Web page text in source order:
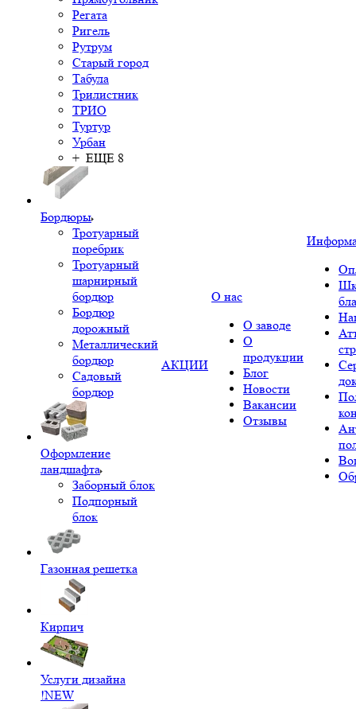
Регата
Ригель
Рутрум
Старый город
Табула
Трилистник
ТРИО
Туртур
Урбан
+ ЕЩЕ 8
Бордюры
Тротуарный
поребрик
Тротуарный
шарнирный
бордюр
Бордюр
дорожный
Металлический
бордюр
Садовый
бордюр
Оформление
ландшафта
Заборный блок
Подпорный
блок
Газонная решетка
Кирпич
Услуги дизайна
!NEW
АКЦИИ
О нас
О заводе
О
продукции
Блог
Новости
Вакансии
Отзывы